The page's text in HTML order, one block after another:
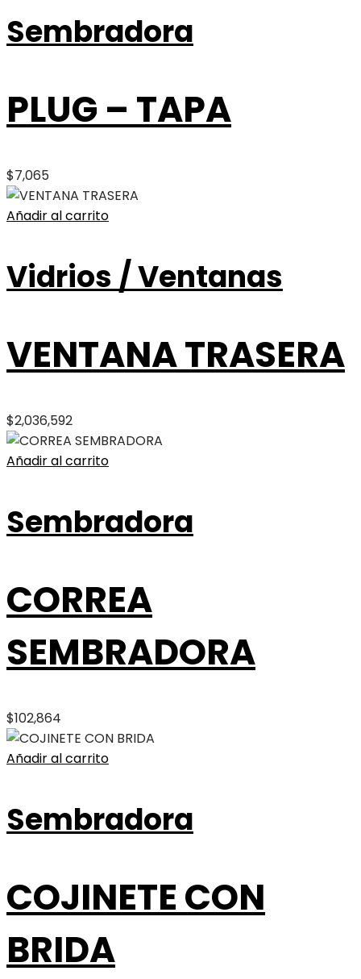
Sembradora
PLUG – TAPA
$7,065
Añadir al carrito
Vidrios / Ventanas
VENTANA TRASERA
$2,036,592
Añadir al carrito
Sembradora
CORREA
SEMBRADORA
$102,864
Añadir al carrito
Sembradora
COJINETE CON
BRIDA